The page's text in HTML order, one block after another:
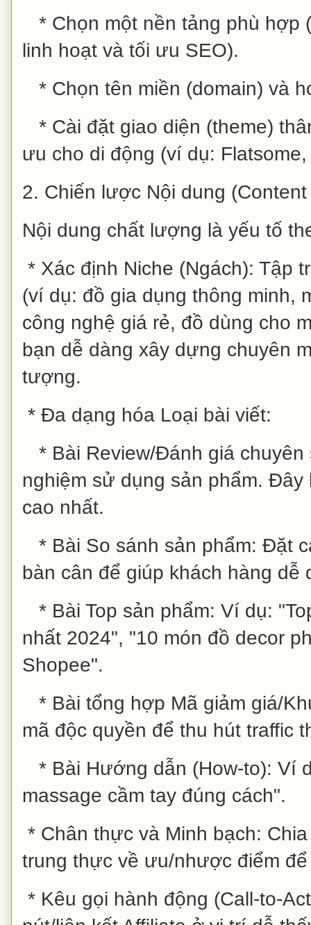
* Chọn một nền tảng phù hợp
linh hoạt và tối ưu SEO).
* Chọn tên miền (domain) và
* Cài đặt giao diện (theme)
ưu cho di động (ví dụ: Flatsome,
2. Chiến lược Nội dung
Nội dung chất lượng là yếu tố
* Xác định Niche (Ngách): Tập
(ví dụ: đồ gia dụng thông minh,
công nghệ giá rẻ, đồ dùng cho
bạn dễ dàng xây dựng chuyên
tượng.
* Đa dạng hóa Loại bài viết:
* Bài Review/Đánh giá chuyên
nghiệm sử dụng sản phẩm.
cao nhất.
* Bài So sánh sản phẩm: Đặt
bàn cân để giúp khách hàng dễ
* Bài Top sản phẩm: Ví dụ:
nhất 2024", "10 món đồ decor
Shopee".
* Bài tổng hợp Mã giảm giá/
mã độc quyền để thu hút traffic
* Bài Hướng dẫn (How-to): Ví
massage cầm tay đúng cách".
* Chân thực và Minh bạch:
trung thực về ưu/nhược điểm
* Kêu gọi hành động (Call-to-